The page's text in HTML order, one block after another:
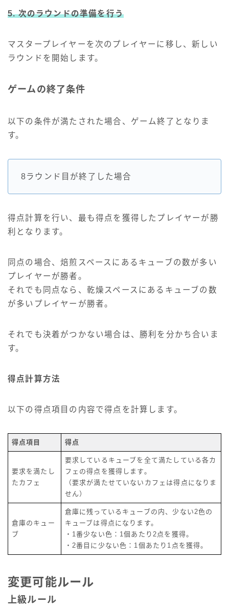
5. 次のラウンドの準備を行う
マスタープレイヤーを次のプレイヤーに移し、新しい
ラウンドを開始します。
ゲームの終了条件
以下の条件が満たされた場合、ゲーム終了となりま
す。
8ラウンド目が終了した場合
得点計算を行い、最も得点を獲得したプレイヤーが勝
利となります。
同点の場合、焙煎スペースにあるキューブの数が多い
プレイヤーが勝者。
それでも同点なら、乾燥スペースにあるキューブの数
が多いプレイヤーが勝者。
それでも決着がつかない場合は、勝利を分かち合いま
す。
得点計算方法
以下の得点項目の内容で得点を計算します。
得点項目 得点
要求を満たし
たカフェ
要求しているキューブを全て満たしている各カ
フェの得点を獲得します。
（要求が満たせていないカフェは得点になりま
せん）
倉庫のキュー
ブ
倉庫に残っているキューブの内、少ない2色の
キューブは得点になります。
・1番少ない色：1個あたり2点を獲得。
・2番目に少ない色：1個あたり1点を獲得。
変更可能ルール
上級ルール